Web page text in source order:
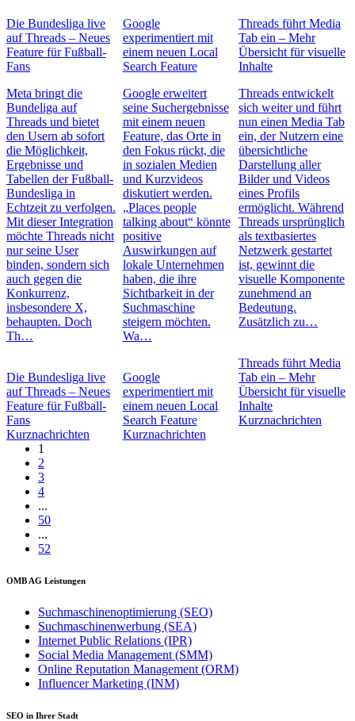
Die Bundesliga live
auf Threads – Neues
Feature für Fußball-
Fans
Meta bringt die
Bundeliga auf
Threads und bietet
den Usern ab sofort
die Möglichkeit,
Ergebnisse und
Tabellen der Fußball-
Bundesliga in
Echtzeit zu verfolgen.
Mit dieser Integration
möchte Threads nicht
nur seine User
binden, sondern sich
auch gegen die
Konkurrenz,
insbesondere X,
behaupten. Doch
Th…
Die Bundesliga live
auf Threads – Neues
Feature für Fußball-
Fans
Kurznachrichten
Google
experimentiert mit
einem neuen Local
Search Feature
Google erweitert
seine Suchergebnisse
mit einem neuen
Feature, das Orte in
den Fokus rückt, die
in sozialen Medien
und Kurzvideos
diskutiert werden.
„Places people
talking about“ könnte
positive
Auswirkungen auf
lokale Unternehmen
haben, die ihre
Sichtbarkeit in der
Suchmaschine
steigern möchten.
Wa…
Google
experimentiert mit
einem neuen Local
Search Feature
Kurznachrichten
Threads führt Media
Tab ein – Mehr
Übersicht für visuelle
Inhalte
Threads entwickelt
sich weiter und führt
nun einen Media Tab
ein, der Nutzern eine
übersichtliche
Darstellung aller
Bilder und Videos
eines Profils
ermöglicht. Während
Threads ursprünglich
als textbasiertes
Netzwerk gestartet
ist, gewinnt die
visuelle Komponente
zunehmend an
Bedeutung.
Zusätzlich zu…
Threads führt Media
Tab ein – Mehr
Übersicht für visuelle
Inhalte
Kurznachrichten
1
2
3
4
...
50
...
52
OMB AG Leistungen
Suchmaschinenoptimierung (SEO)
Suchmaschinenwerbung (SEA)
Internet Public Relations (IPR)
Social Media Management (SMM)
Online Reputation Management (ORM)
Influencer Marketing (INM)
SEO in Ihrer Stadt